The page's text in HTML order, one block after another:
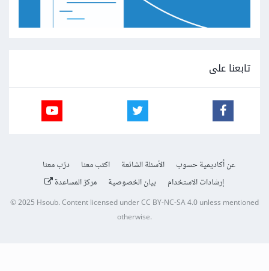
تابعنا على
عن أكاديمية حسوب الأسئلة الشائعة اكتب معنا
درّب معنا
إرشادات الاستخدام
بيان الخصوصية مركز المساعدة
© 2025 Hsoub.Content licensed underCC BY-NC-SA 4.0unless mentioned
otherwise.